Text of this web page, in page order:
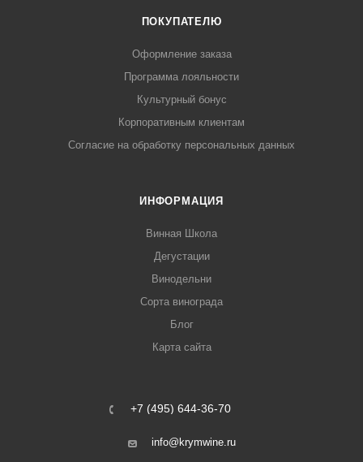
ПОКУПАТЕЛЮ
Оформление заказа
Программа лояльности
Культурный бонус
Корпоративным клиентам
Согласие на обработку персональных данных
ИНФОРМАЦИЯ
Винная Школа
Дегустации
Винодельни
Сорта винограда
Блог
Карта сайта
+7 (495) 644-36-70
info@krymwine.ru